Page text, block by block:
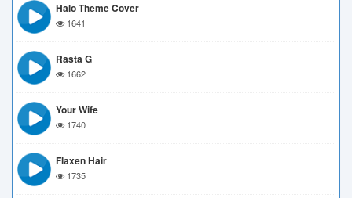
Halo Theme Cover
1641
Rasta G
1662
Your Wife
1740
Flaxen Hair
1735